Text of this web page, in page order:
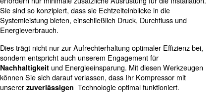
Unsere Messwerkzeuge sind entscheidend für die
der Produktivität und Betriebseffizienz Ihrer
Durch die Bereitstellung
uns, die Leistung zu optimieren,
vorherzusehen und Energiekosten zu sparen. Kurz
Unsere Messung ist nicht nur ein Werkzeug, sondern
intelligente Investition in dieLanglebigkeitund
Druckluftsysteme.